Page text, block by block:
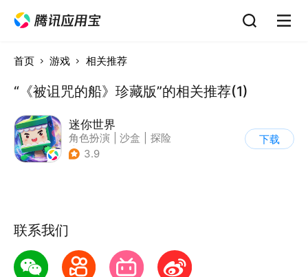
首页 游戏 相关推荐
“《被诅咒的船》珍藏版”的相关推荐(1)
迷你世界
角色扮演 沙盒
探险
| 我的世界
3.9
下载
联系我们